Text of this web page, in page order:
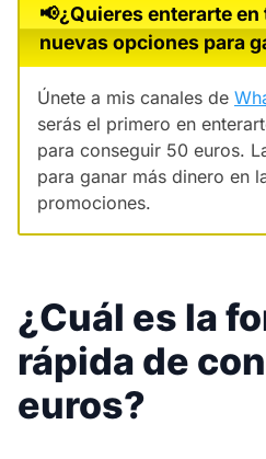
📢¿Quieres enterarte
nuevas opciones para
Únete a mis canales de
serás el primero en
para conseguir 50 euros.
para ganar más dinero en
promociones.
¿Cuál es la
rápida de
euros?